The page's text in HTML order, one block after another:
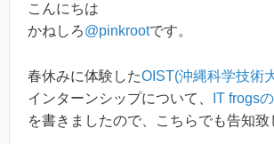
こんにちは
かねしろ@pinkrootです。
春休みに体験したOIST(沖縄科学技術
インターンシップについて、
IT frogs
を書きましたので、こちらでも告知致